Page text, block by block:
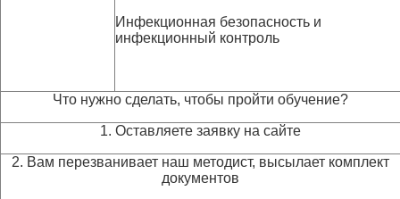
Инфекционная безопасность и
инфекционный контроль
Что нужно сделать, чтобы пройти обучение?
1. Оставляете заявку на сайте
2. Вам перезванивает наш методист, высылает комплект
документов